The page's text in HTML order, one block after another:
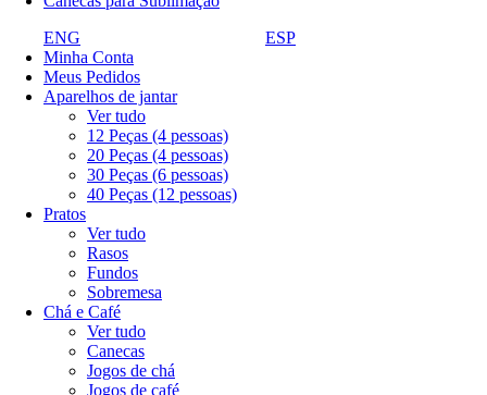
ENG
ESP
Minha Conta
Meus Pedidos
Aparelhos de jantar
Ver tudo
12 Peças (4 pessoas)
20 Peças (4 pessoas)
30 Peças (6 pessoas)
40 Peças (12 pessoas)
Pratos
Ver tudo
Rasos
Fundos
Sobremesa
Chá e Café
Ver tudo
Canecas
Jogos de chá
Jogos de café
Conjunto
FORMATO
Redondo
DECORAÇÃO
Estampado
Limpar filtros
Refinar Resultado
Refinar Resultado
MARCA
Biona (12)